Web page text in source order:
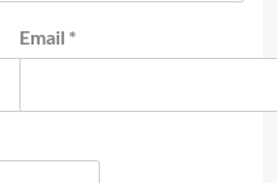
Email *